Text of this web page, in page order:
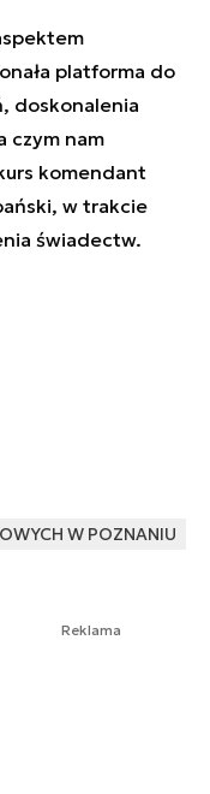
platforma do
doskonalenia
czym nam
komendant
w trakcie
świadectw.
W POZNANIU
Reklama